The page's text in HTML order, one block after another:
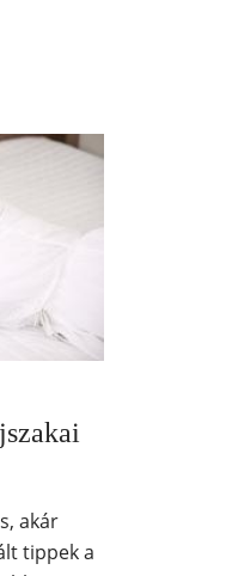
akár
tippek a